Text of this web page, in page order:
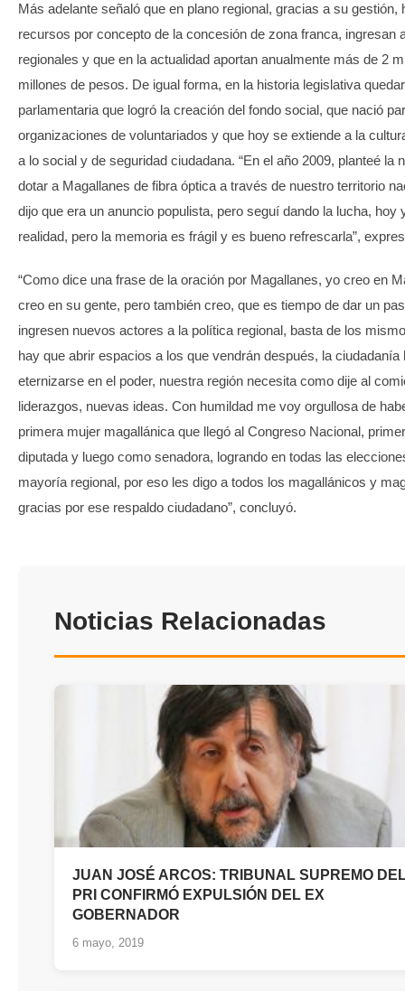
Más adelante señaló que en plano regional, gracias a su gestión,
recursos por concepto de la concesión de zona franca, ingresan
regionales y que en la actualidad aportan anualmente más de 2
millones de pesos. De igual forma, en la historia legislativa
parlamentaria que logró la creación del fondo social, que nació
organizaciones de voluntariados y que hoy se extiende a la
a lo social y de seguridad ciudadana. “En el año 2009, planteé la
dotar a Magallanes de fibra óptica a través de nuestro territorio
dijo que era un anuncio populista, pero seguí dando la lucha, hoy
realidad, pero la memoria es frágil y es bueno refrescarla”,
“Como dice una frase de la oración por Magallanes, yo creo en
creo en su gente, pero también creo, que es tiempo de dar un
ingresen nuevos actores a la política regional, basta de los
hay que abrir espacios a los que vendrán después, la ciudadanía
eternizarse en el poder, nuestra región necesita como dije al
liderazgos, nuevas ideas. Con humildad me voy orgullosa de
primera mujer magallánica que llegó al Congreso Nacional,
diputada y luego como senadora, logrando en todas las
mayoría regional, por eso les digo a todos los magallánicos y
gracias por ese respaldo ciudadano”, concluyó.
Noticias Relacionadas
JUAN JOSÉ ARCOS: TRIBUNAL SUPREMO
PRI CONFIRMÓ EXPULSIÓN DEL EX
GOBERNADOR
6 mayo, 2019